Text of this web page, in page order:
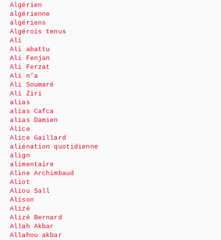
Algérien
algérienne
algériens
Algérois tenus
Ali
Ali abattu
Ali Fenjan
Ali Ferzat
Ali n’a
Ali Soumaré
Ali Ziri
alias
alias Cafca
alias Damien
Alice
Alice Gaillard
aliénation quotidienne
align
alimentaire
Aline Archimbaud
Aliot
Aliou Sall
Alison
Alizé
Alizé Bernard
Allah Akbar
Allahou akbar